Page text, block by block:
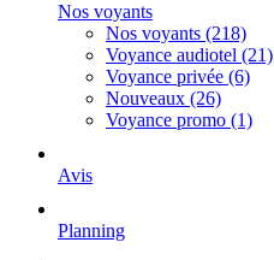
Nos voyants
Nos voyants (218)
Voyance audiotel (21)
Voyance privée (6)
Nouveaux (26)
Voyance promo (1)
Avis
Planning